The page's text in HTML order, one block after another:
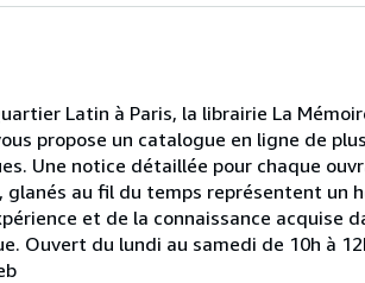
Latin à Paris, la librairie La
propose un catalogue en ligne de
Une notice détaillée pour chaque
glanés au fil du temps représentent
et de la connaissance acquise
Ouvert du lundi au samedi de 10h à